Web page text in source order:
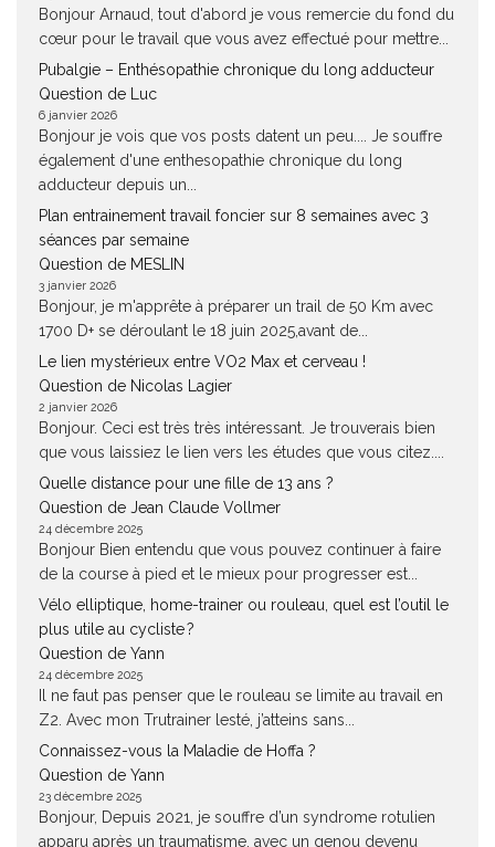
Bonjour Arnaud, tout d'abord je vous remercie du fond du
cœur pour le travail que vous avez effectué pour mettre...
Pubalgie – Enthésopathie chronique du long adducteur
Question de Luc
6 janvier 2026
Bonjour je vois que vos posts datent un peu.... Je souffre
également d'une enthesopathie chronique du long
adducteur depuis un...
Plan entrainement travail foncier sur 8 semaines avec 3
séances par semaine
Question de MESLIN
3 janvier 2026
Bonjour, je m'apprête à préparer un trail de 50 Km avec
1700 D+ se déroulant le 18 juin 2025,avant de...
Le lien mystérieux entre VO2 Max et cerveau !
Question de Nicolas Lagier
2 janvier 2026
Bonjour. Ceci est très très intéressant. Je trouverais bien
que vous laissiez le lien vers les études que vous citez....
Quelle distance pour une fille de 13 ans ?
Question de Jean Claude Vollmer
24 décembre 2025
Bonjour Bien entendu que vous pouvez continuer à faire
de la course à pied et le mieux pour progresser est...
Vélo elliptique, home-trainer ou rouleau, quel est l’outil le
plus utile au cycliste ?
Question de Yann
24 décembre 2025
Il ne faut pas penser que le rouleau se limite au travail en
Z2. Avec mon Trutrainer lesté, j’atteins sans...
Connaissez-vous la Maladie de Hoffa ?
Question de Yann
23 décembre 2025
Bonjour, Depuis 2021, je souffre d’un syndrome rotulien
apparu après un traumatisme, avec un genou devenu